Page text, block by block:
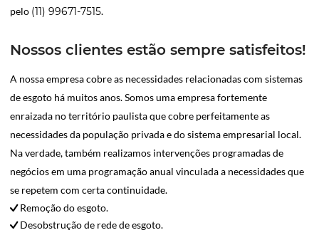
pelo (11) 99671-7515.
Nossos clientes estão sempre satisfeitos!
A nossa empresa cobre as necessidades relacionadas com sistemas
de esgoto há muitos anos. Somos uma empresa fortemente
enraizada no território paulista que cobre perfeitamente as
necessidades da população privada e do sistema empresarial local.
Na verdade, também realizamos intervenções programadas de
negócios em uma programação anual vinculada a necessidades que
se repetem com certa continuidade.
Remoção do esgoto.
Desobstrução de rede de esgoto.